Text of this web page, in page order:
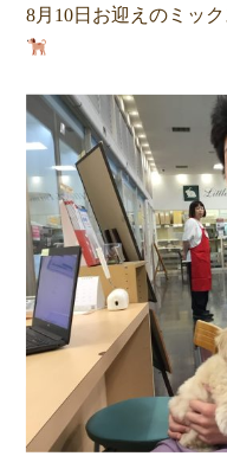
8月10日お迎えのミッ